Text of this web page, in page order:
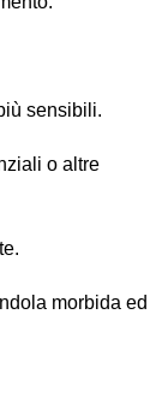
sensibili.
o altre
morbida ed